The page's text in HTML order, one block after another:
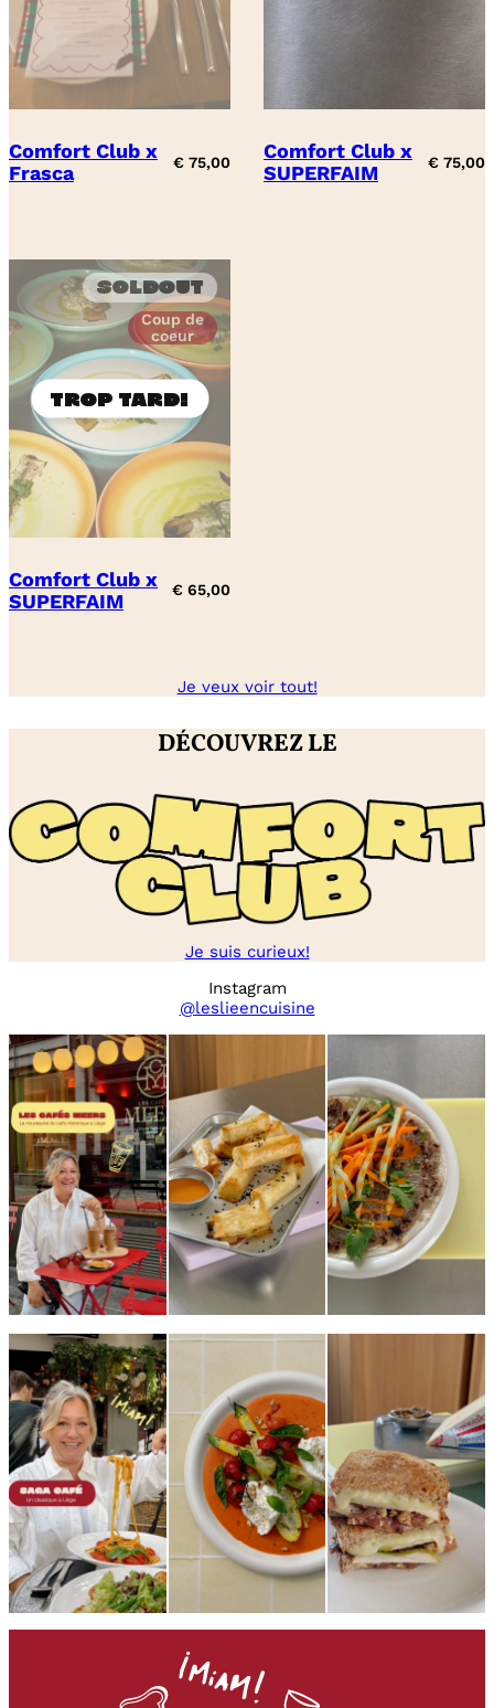
Comfort Club x
Frasca
€ 75,00
Comfort Club x
SUPERFAIM
€ 75,00
Soldout
Coup de
coeur
Comfort Club x
SUPERFAIM
€ 65,00
Je veux voir tout!
DÉCOUVREZ LE
Je suis curieux!
Instagram
@leslieencuisine